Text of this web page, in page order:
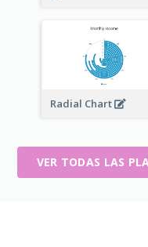
Radial Chart
VER TODAS LAS